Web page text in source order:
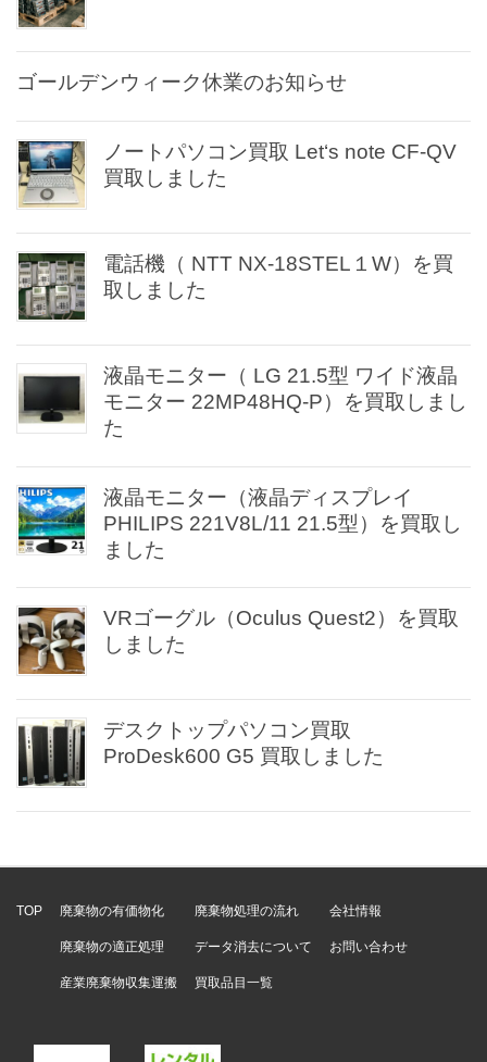
ゴールデンウィーク休業のお知らせ
ノートパソコン買取 Let‘s note CF-QV
買取しました
電話機（ NTT NX-18STEL１W）を買
取しました
液晶モニター（ LG 21.5型 ワイド液晶
モニター 22MP48HQ-P）を買取しまし
た
液晶モニター（液晶ディスプレイ
PHILIPS 221V8L/11 21.5型）を買取し
ました
VRゴーグル（Oculus Quest2）を買取
しました
デスクトップパソコン買取
ProDesk600 G5 買取しました
TOP 廃棄物の有価物化
廃棄物の適正処理
産業廃棄物収集運搬
廃棄物処理の流れ
データ消去について
買取品目一覧
会社情報
お問い合わせ